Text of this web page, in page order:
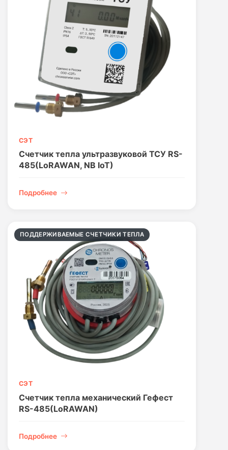
СЭТ
Счетчик тепла ультразвуковой ТСУ RS-
485(LoRAWAN, NB IoT)
Подробнее
ПОДДЕРЖИВАЕМЫЕ СЧЕТЧИКИ ТЕПЛА
СЭТ
Счетчик тепла механический Гефест
RS-485(LoRAWAN)
Подробнее